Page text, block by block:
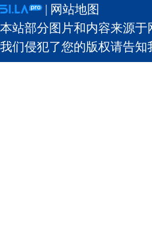
| 网站地图
本站部分图片和内容来源
我们侵犯了您的版权请告知